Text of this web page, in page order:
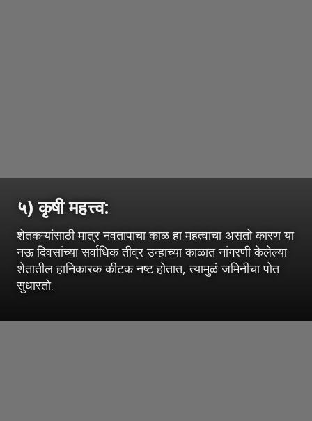
५) कृषी महत्त्व:
शेतकऱ्यांसाठी मात्र नवतापाचा काळ हा महत्वाचा असतो कारण या
नऊ दिवसांच्या सर्वाधिक तीव्र उन्हाच्या काळात नांगरणी केलेल्या
शेतातील हानिकारक कीटक नष्ट होतात, त्यामुळं जमिनीचा पोत
सुधारतो.